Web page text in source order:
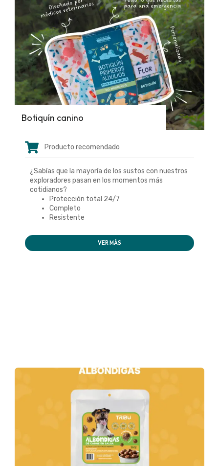
Botiquín canino
Producto recomendado
¿Sabías que la mayoría de los sustos con nuestros
exploradores pasan en los momentos más
cotidianos?
Protección total 24/7
Completo
Resistente
VER MÁS